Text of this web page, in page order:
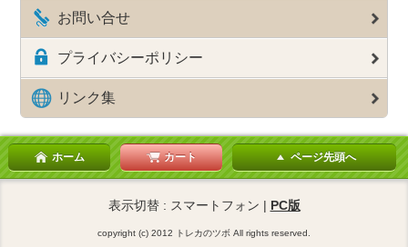
お問い合せ
プライバシーポリシー
リンク集
ホーム カート ページ先頭へ
表示切替 : スマートフォン | PC版
copyright (c) 2012 トレカのツボ All rights reserved.